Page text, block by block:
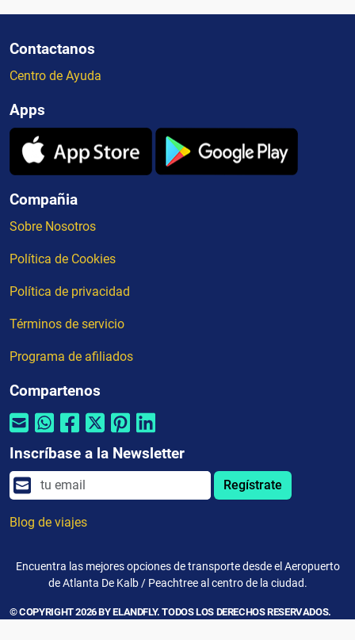
Contactanos
Centro de Ayuda
Apps
Compañia
Sobre Nosotros
Política de Cookies
Política de privacidad
Términos de servicio
Programa de afiliados
Compartenos
Inscríbase a la Newsletter
Regístrate
Blog de viajes
Encuentra las mejores opciones de transporte desde el Aeropuerto
de Atlanta De Kalb / Peachtree al centro de la ciudad.
© COPYRIGHT 2026 BY ELANDFLY. TODOS LOS DERECHOS RESERVADOS.